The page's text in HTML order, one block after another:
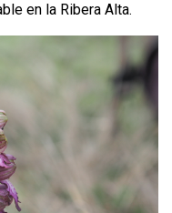
en la Ribera Alta.